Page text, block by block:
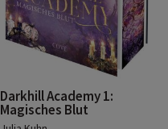
Darkhill Academy 1:
Magisches Blut